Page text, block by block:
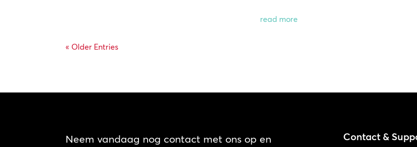
read more
« Older Entries
Neem vandaag nog contact met ons op en
Contact &